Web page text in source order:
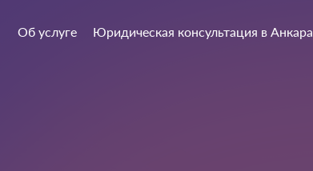
Об услуге Юридическая консультация в Анкара